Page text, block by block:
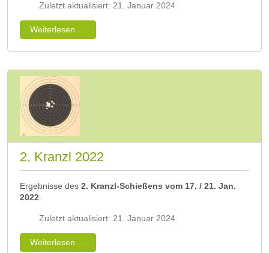
Zuletzt aktualisiert: 21. Januar 2024
Weiterlesen …
2. Kranzl 2022
Ergebnisse des 2. Kranzl-Schießens vom 17. / 21. Jan.
2022
Zuletzt aktualisiert: 21. Januar 2024
Weiterlesen …